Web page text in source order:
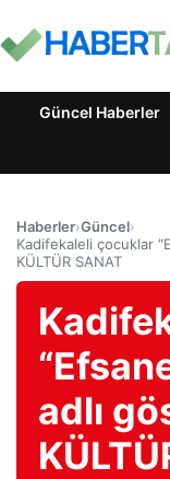
Güncel Haberler
Haberler›Güncel›
Kadifekaleli çocuklar
KÜLTÜR SANAT
adlı